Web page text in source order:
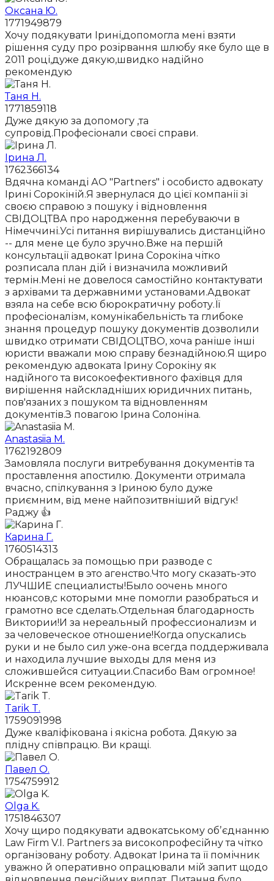
Оксана Ю.
1771949879
Хочу подякувати Ірині,допомогла мені взяти
рішення суду про розірвання шлюбу яке було ще в
2011 році,дуже дякую,швидко надійно
рекомендую
Таня Н.
1771859118
Дуже дякую за допомогу ,та
супровід.Професіонали своєї справи.
Ірина Л.
1762366134
Вдячна команді АО "Partners" і особисто адвокату
Ірині Сорокіній.Я звернулася до цієї компанії зі
своєю справою з пошуку і відновлення
СВІДОЦТВА про народження перебуваючи в
Німеччині.Усі питання вирішувались дистанційно
-- для мене це було зручно.Вже на першій
консультації адвокат Ірина Сорокіна чітко
розписала план дій і визначила можливий
термін.Мені не довелося самостійно контактувати
з архівами та державними установами.Адвокат
взяла на себе всю бюрократичну роботу.Її
професіоналізм, комунікабельність та глибоке
знання процедур пошуку документів дозволили
швидко отримати СВІДОЦТВО, хоча раніше інші
юристи вважали мою справу безнадійною.Я щиро
рекомендую адвоката Ірину Сорокіну як
надійного та високоефективного фахівця для
вирішення найскладніших юридичних питань,
пов'язаних з пошуком та відновленням
документів.З повагою Ірина Солоніна.
Anastasiia M.
1762192809
Замовляла послуги витребування документів та
проставлення апостилю. Документи отримала
вчасно, спілкування з Іриною було дуже
приємним, від мене найпозитвніший відгук!
Раджу 👍
Карина Г.
1760514313
Обращалась за помощью при разводе с
иностранцем в это агенство.Что могу сказать-это
ЛУЧШИЕ специалисты!Было оочень много
нюансов,с которыми мне помогли разобраться и
грамотно все сделать.Отдельная благодарность
Виктории!И за нереальный профессионализм и
за человеческое отношение!Когда опускались
руки и не было сил уже-она всегда поддерживала
и находила лучшие выходы для меня из
сложившейся ситуации.Спасибо Вам огромное!
Искренне всем рекомендую.
Tarik T.
1759091998
Дуже кваліфікована і якісна робота. Дякую за
плідну співпрацю. Ви кращі.
Павел О.
1754759912
Olga K.
1751846307
Хочу щиро подякувати адвокатському обʼєднанню
Law Firm V.I. Partners за високопрофесійну та чітко
організовану роботу. Адвокат Ірина та її помічник
уважно й оперативно опрацювали мій запит щодо